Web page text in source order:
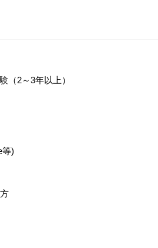
（2～3年以上）
等)